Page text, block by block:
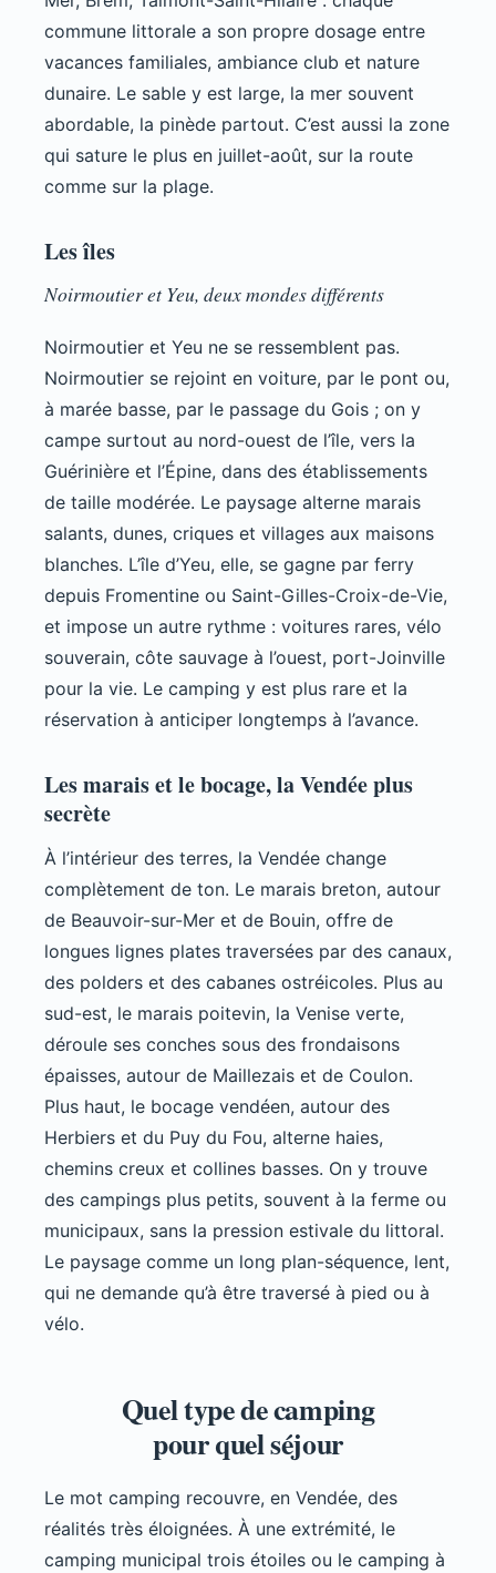
commune littorale a son propre dosage entre
vacances familiales, ambiance club et nature
dunaire. Le sable y est large, la mer souvent
abordable, la pinède partout. C’est aussi la zone
qui sature le plus en juillet-août, sur la route
comme sur la plage.
Les îles
Noirmoutier et Yeu, deux mondes différents
Noirmoutier et Yeu ne se ressemblent pas.
Noirmoutier se rejoint en voiture, par le pont ou,
à marée basse, par le passage du Gois ; on y
campe surtout au nord-ouest de l’île, vers la
Guérinière et l’Épine, dans des établissements
de taille modérée. Le paysage alterne marais
salants, dunes, criques et villages aux maisons
blanches. L’île d’Yeu, elle, se gagne par ferry
depuis Fromentine ou Saint-Gilles-Croix-de-Vie,
et impose un autre rythme : voitures rares, vélo
souverain, côte sauvage à l’ouest, port-Joinville
pour la vie. Le camping y est plus rare et la
réservation à anticiper longtemps à l’avance.
Les marais et le bocage, la Vendée plus
secrète
À l’intérieur des terres, la Vendée change
complètement de ton. Le marais breton, autour
de Beauvoir-sur-Mer et de Bouin, offre de
longues lignes plates traversées par des canaux,
des polders et des cabanes ostréicoles. Plus au
sud-est, le marais poitevin, la Venise verte,
déroule ses conches sous des frondaisons
épaisses, autour de Maillezais et de Coulon.
Plus haut, le bocage vendéen, autour des
Herbiers et du Puy du Fou, alterne haies,
chemins creux et collines basses. On y trouve
des campings plus petits, souvent à la ferme ou
municipaux, sans la pression estivale du littoral.
Le paysage comme un long plan-séquence, lent,
qui ne demande qu’à être traversé à pied ou à
vélo.
Quel type de camping
pour quel séjour
Le mot camping recouvre, en Vendée, des
réalités très éloignées. À une extrémité, le
camping municipal trois étoiles ou le camping à